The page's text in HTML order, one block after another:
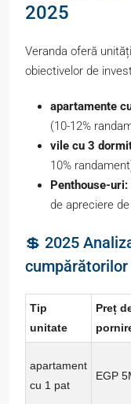
2025
Veranda oferă
obiectivelor de
apartamente
(10-12%
vile cu 3
10%
Penthouse-uri:
de apreciere de
💲 2025
cumpărătorilor
Tip
unitate
Preț
apartament
cu 1 pat
EGP